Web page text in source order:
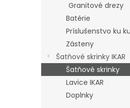
Granitové drezy
Batérie
Príslušenstvo ku
Zásteny
Šatňové skrinky IKAR
Šatňové skrinky
Lavice IKAR
Doplnky